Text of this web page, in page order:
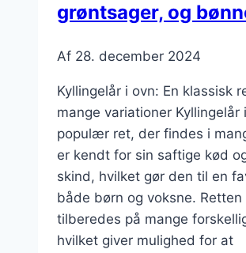
grøntsager, og
Af 28. december 2024
Kyllingelår i ovn: En klassisk
mange variationer Kyllingelår
populær ret, der findes i
er kendt for sin saftige kød
skind, hvilket gør den til en
både børn og voksne. Retten
tilberedes på mange
hvilket giver mulighed for at